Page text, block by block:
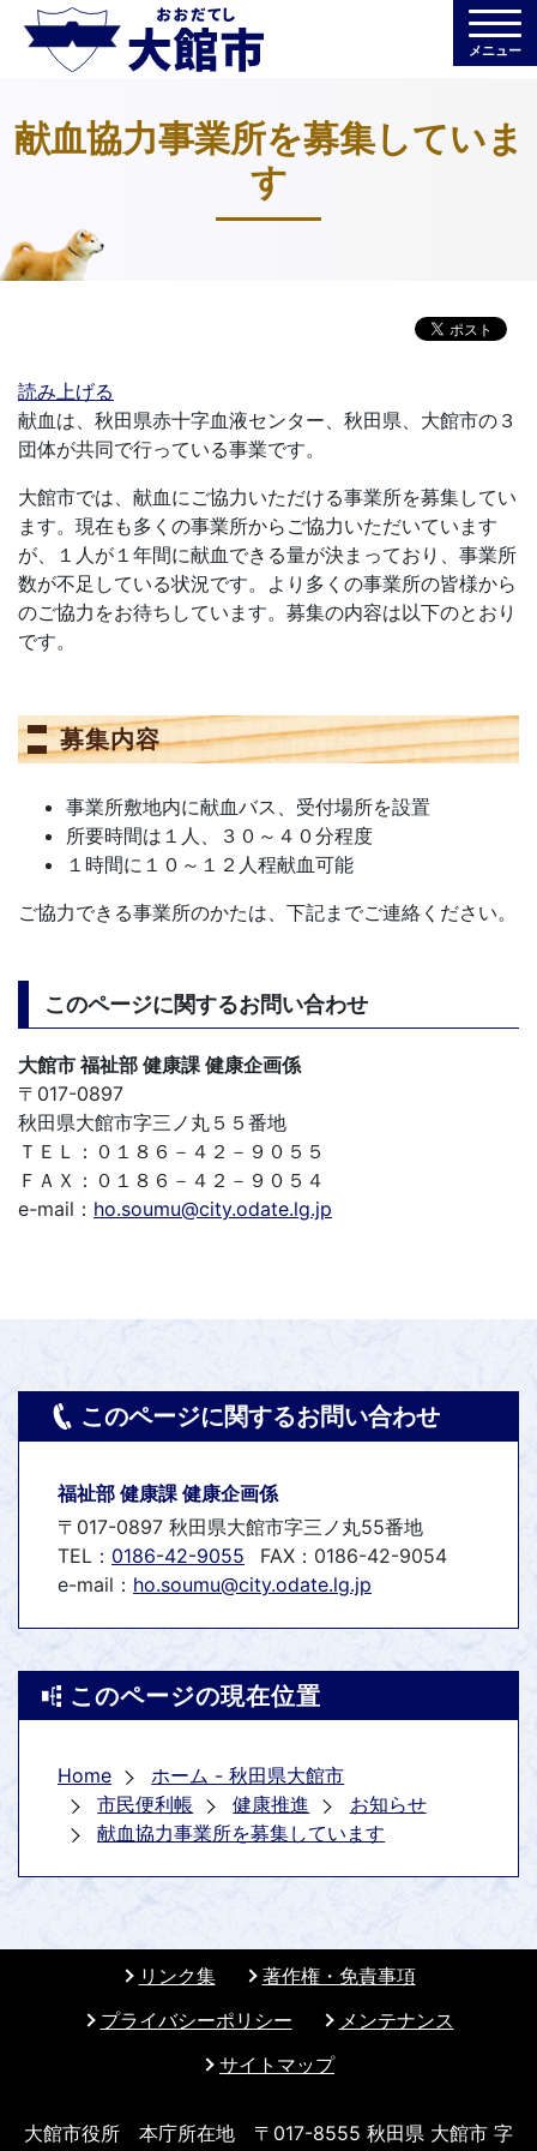
メニュー
献血協力事業所を募集していま
す
読み上げる
献血は、秋田県赤十字血液センター、秋田県、大館市の３
団体が共同で行っている事業です。
大館市では、献血にご協力いただける事業所を募集してい
ます。現在も多くの事業所からご協力いただいています
が、１人が１年間に献血できる量が決まっており、事業所
数が不足している状況です。より多くの事業所の皆様から
のご協力をお待ちしています。募集の内容は以下のとおり
です。
募集内容
事業所敷地内に献血バス、受付場所を設置
所要時間は１人、３０～４０分程度
１時間に１０～１２人程献血可能
ご協力できる事業所のかたは、下記までご連絡ください。
このページに関するお問い合わせ
大館市 福祉部 健康課 健康企画係
〒017-0897
秋田県大館市字三ノ丸５５番地
ＴＥＬ：０１８６－４２－９０５５
ＦＡＸ：０１８６－４２－９０５４
e-mail： ho.soumu@city.odate.lg.jp
このページに関するお問い合わせ
福祉部 健康課 健康企画係
〒017-0897 秋田県大館市字三ノ丸55番地
TEL： 0186-42-9055
FAX：0186-42-9054
e-mail： ho.soumu@city.odate.lg.jp
このページの現在位置
Home
ホーム - 秋田県大館市
市民便利帳
健康推進
お知らせ
献血協力事業所を募集しています
リンク集
著作権・免責事項
プライバシーポリシー
メンテナンス
サイトマップ
大館市役所 本庁所在地 〒017-8555 秋田県 大館市 字